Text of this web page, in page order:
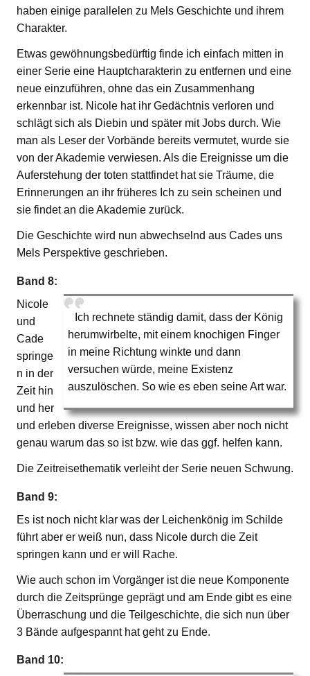
haben einige parallelen zu Mels Geschichte und ihrem
Charakter.
Etwas gewöhnungsbedürftig finde ich einfach mitten in
einer Serie eine Hauptcharakterin zu entfernen und eine
neue einzuführen, ohne das ein Zusammenhang
erkennbar ist. Nicole hat ihr Gedächtnis verloren und
schlägt sich als Diebin und später mit Jobs durch. Wie
man als Leser der Vorbände bereits vermutet, wurde sie
von der Akademie verwiesen. Als die Ereignisse um die
Auferstehung der toten stattfindet hat sie Träume, die
Erinnerungen an ihr früheres Ich zu sein scheinen und
sie findet an die Akademie zurück.
Die Geschichte wird nun abwechselnd aus Cades uns
Mels Perspektive geschrieben.
Band 8:
Ich rechnete ständig damit, dass der König
herumwirbelte, mit einem knochigen Finger
in meine Richtung winkte und dann
versuchen würde, meine Existenz
auszulöschen. So wie es eben seine Art war.
Nicole
und
Cade
springe
n in der
Zeit hin
und her
und erleben diverse Ereignisse, wissen aber noch nicht
genau warum das so ist bzw. wie das ggf. helfen kann.
Die Zeitreisethematik verleiht der Serie neuen Schwung.
Band 9:
Es ist noch nicht klar was der Leichenkönig im Schilde
führt aber er weiß nun, dass Nicole durch die Zeit
springen kann und er will Rache.
Wie auch schon im Vorgänger ist die neue Komponente
durch die Zeitsprünge geprägt und am Ende gibt es eine
Überraschung und die Teilgeschichte, die sich nun über
3 Bände aufgespannt hat geht zu Ende.
Band 10: